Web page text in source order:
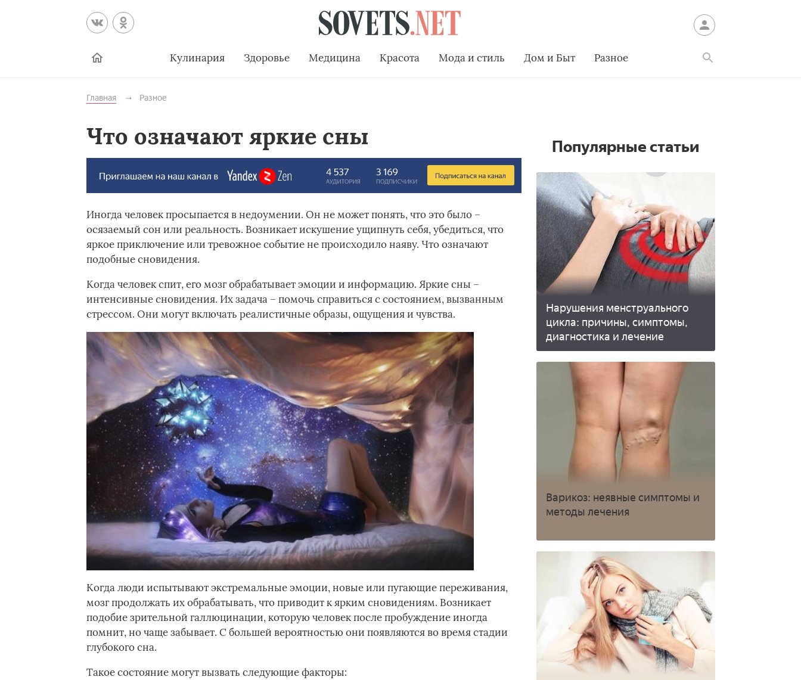
Кулинария Здоровье Медицина Красота Мода и стиль Дом и Быт Разное
Главная Разное
Что означают яркие сны
Иногда человек просыпается в недоумении. Он не может понять, что это было –
осязаемый сон или реальность. Возникает искушение ущипнуть себя, убедиться, что
яркое приключение или тревожное событие не происходило наяву. Что означают
подобные сновидения.
Когда человек спит, его мозг обрабатывает эмоции и информацию. Яркие сны –
интенсивные сновидения. Их задача – помочь справиться с состоянием, вызванным
стрессом. Они могут включать реалистичные образы, ощущения и чувства.
Когда люди испытывают экстремальные эмоции, новые или пугающие переживания,
мозг продолжать их обрабатывать, что приводит к ярким сновидениям. Возникает
подобие зрительной галлюцинации, которую человек после пробуждение иногда
помнит, но чаще забывает. С большей вероятностью они появляются во время стадии
глубокого сна.
Такое состояние могут вызвать следующие факторы:
Популярные статьи
Нарушения менструального
цикла: причины, симптомы,
диагностика и лечение
Варикоз: неявные симптомы и
методы лечения